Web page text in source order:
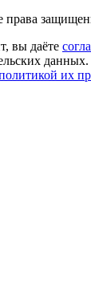
права
вы даёте
данных.
их